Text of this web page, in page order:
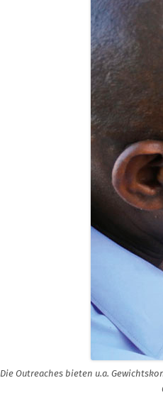
SÜDAFRIKA —
HIV-WAISENKINDER
SÜDAFRIKA — SCHUL- UND
FÖRDERZENTRUM
ABGESCHLOSSENE PROJEKTE
Die Outreaches bieten u.a.